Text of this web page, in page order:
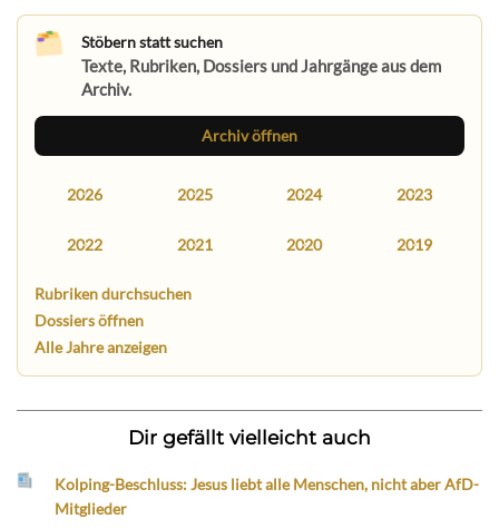
Stöbern statt suchen
Texte, Rubriken, Dossiers und Jahrgänge aus dem
Archiv.
Archiv öffnen
2026 2025 2024 2023
2022 2021 2020 2019
Rubriken durchsuchen
Dossiers öffnen
Alle Jahre anzeigen
Dir gefällt vielleicht auch
Kolping-Beschluss: Jesus liebt alle Menschen, nicht aber AfD-
Mitglieder